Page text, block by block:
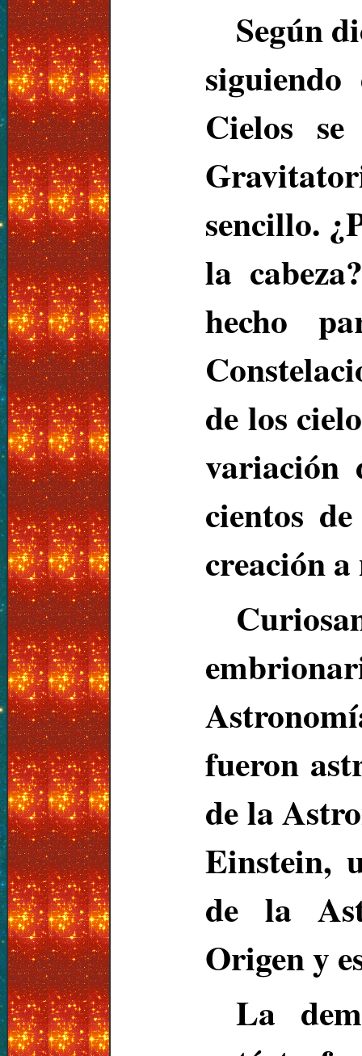
Según
Cielos
sencillo.
la
hecho
de los
variación
cientos
creación a
fueron
de la
Einstein,
de la
Origen y
La